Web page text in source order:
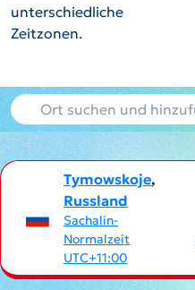
unterschiedliche
Zeitzonen.
Tymowskoje,
Russland
Sachalin-
Normalzeit
UTC+11:00